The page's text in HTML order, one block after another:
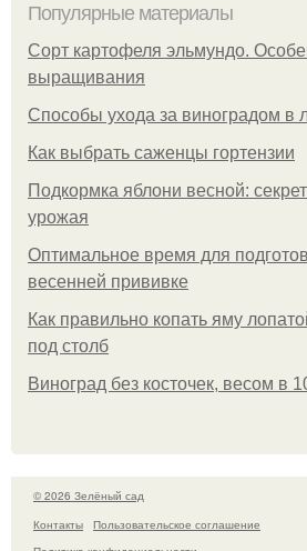
Популярные материалы
Сорт картофеля эльмундо.
выращивания
Способы ухода за виноградом в
Как выбрать саженцы гортензии
Подкормка яблони весной:
урожая
Оптимальное время для
весенней прививке
Как правильно копать яму
под столб
Виноград без косточек, весом в
© 2026 Зелёный сад
Контакты
Пользовательское соглашение